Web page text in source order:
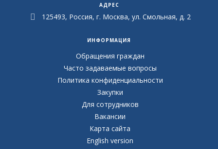
АДРЕС
125493, Россия, г. Москва, ул. Смольная, д. 2
ИНФОРМАЦИЯ
Обращения граждан
Часто задаваемые вопросы
Политика конфиденциальности
Закупки
Для сотрудников
Вакансии
Карта сайта
English version